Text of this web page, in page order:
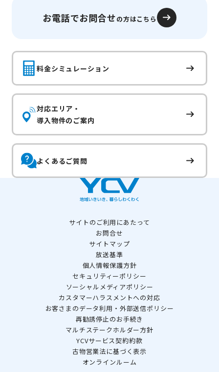
お電話でお問合せの方はこちら
料金シミュレーション
対応エリア・
導入物件のご案内
よくあるご質問
サイトのご利用にあたって
お問合せ
サイトマップ
放送基準
個人情報保護方針
セキュリティーポリシー
ソーシャルメディアポリシー
カスタマーハラスメントへの対応
お客さまのデータ利用・外部送信ポリシー
再勧誘停止のお手続き
マルチステークホルダー方針
YCVサービス契約約款
古物営業法に基づく表示
オンラインルーム